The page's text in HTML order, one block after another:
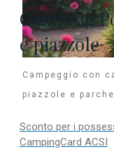
Camping
e piazzole
Campeggio con
piazzole e
Sconto per i
CampingCard ACSI